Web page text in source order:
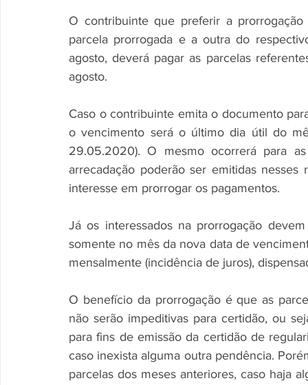
O contribuinte que preferir a
parcela prorrogada e a outra do
agosto, deverá pagar as parcelas
agosto.
Caso o contribuinte emita o documento
o vencimento será o último dia útil do
29.05.2020). O mesmo ocorrerá para
arrecadação poderão ser emitidas
interesse em prorrogar os pagamentos.
Já os interessados na prorrogação
somente no mês da nova data de
mensalmente (incidência de juros),
O benefício da prorrogação é que as
não serão impeditivas para certidão, ou
para fins de emissão da certidão de
caso inexista alguma outra pendência.
parcelas dos meses anteriores, caso haja